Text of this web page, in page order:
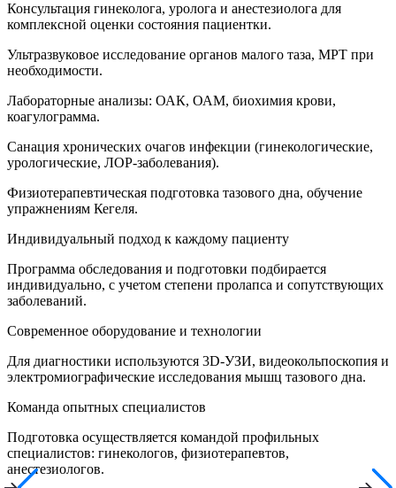
Консультация гинеколога, уролога и анестезиолога для
комплексной оценки состояния пациентки.
Ультразвуковое исследование органов малого таза, МРТ при
необходимости.
Лабораторные анализы: ОАК, ОАМ, биохимия крови,
коагулограмма.
Санация хронических очагов инфекции (гинекологические,
урологические, ЛОР-заболевания).
Физиотерапевтическая подготовка тазового дна, обучение
упражнениям Кегеля.
Индивидуальный подход к каждому пациенту
Программа обследования и подготовки подбирается
индивидуально, с учетом степени пролапса и сопутствующих
заболеваний.
Современное оборудование и технологии
Для диагностики используются 3D-УЗИ, видеокольпоскопия и
электромиографические исследования мышц тазового дна.
Команда опытных специалистов
Подготовка осуществляется командой профильных
специалистов: гинекологов, физиотерапевтов,
анестезиологов.